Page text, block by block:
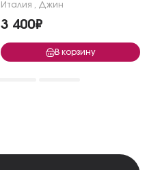
Италия Джин
3 400₽
В корзину